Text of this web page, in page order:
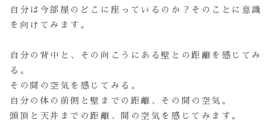
自分は今部屋のどこに座っているのか？そのことに意識
を向けてみます。
自分の背中と、その向こうにある壁との距離を感じてみ
る。
その間の空気を感じてみる。
自分の体の前側と壁までの距離、その間の空気。
頭頂と天井までの距離、間の空気を感じてみます。